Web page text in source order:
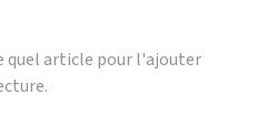
quel article pour l'ajouter